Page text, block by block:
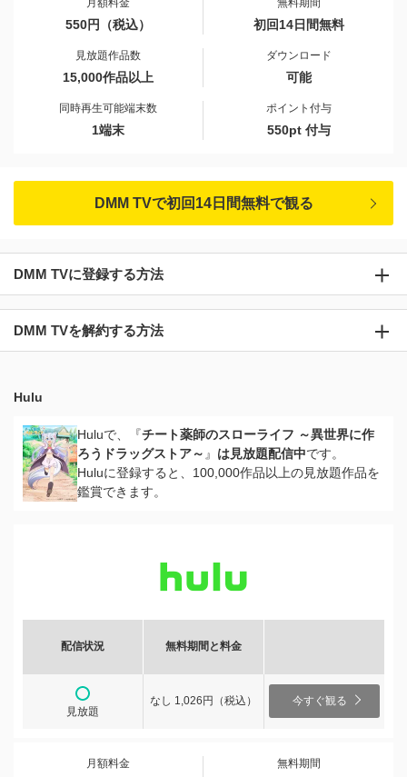
月額料金
550円（税込）
無料期間
初回14日間無料
見放題作品数
15,000作品以上
ダウンロード
可能
同時再生可能端末数
1端末
ポイント付与
550pt 付与
DMM TVで初回14日間無料で観る
DMM TVに登録する方法
DMM TVを解約する方法
Hulu
Huluで、『チート薬師のスローライフ ～異世界に作
ろうドラッグストア～ 』 は見放題配信中です。
Huluに登録すると、100,000作品以上の見放題作品を
鑑賞できます。
配信状況 無料期間と料金
見放題
なし 1,026円（税込） 今すぐ観る
月額料金 無料期間